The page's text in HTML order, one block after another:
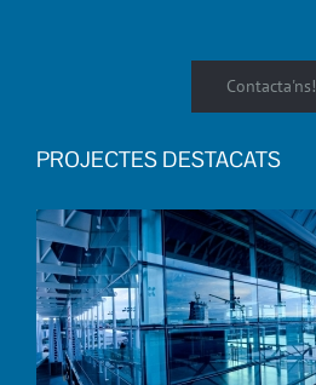
Contacta'ns!
PROJECTES DESTACATS